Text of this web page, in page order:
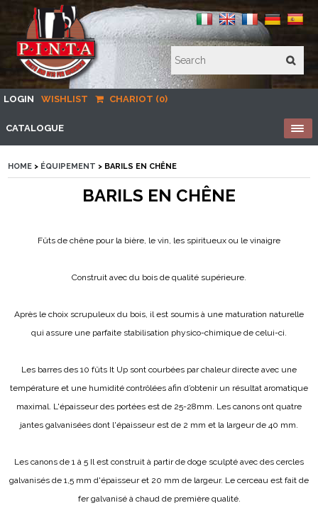
LOGIN WISHLIST CHARIOT (0)
CATALOGUE
HOME > ÉQUIPEMENT > BARILS EN CHÊNE
BARILS EN CHÊNE
Fûts de chêne pour la bière, le vin, les spiritueux ou le vinaigre
Construit avec du bois de qualité supérieure.
Après le choix scrupuleux du bois, il est soumis à une maturation naturelle
qui assure une parfaite stabilisation physico-chimique de celui-ci.
Les barres des 10 fûts It Up sont courbées par chaleur directe avec une
température et une humidité contrôlées afin d’obtenir un résultat aromatique
maximal. L'épaisseur des portées est de 25-28mm. Les canons ont quatre
jantes galvanisées dont l'épaisseur est de 2 mm et la largeur de 40 mm.
Les canons de 1 à 5 Il est construit à partir de doge sculpté avec des cercles
galvanisés de 1,5 mm d'épaisseur et 20 mm de largeur. Le cerceau est fait de
fer galvanisé à chaud de première qualité.